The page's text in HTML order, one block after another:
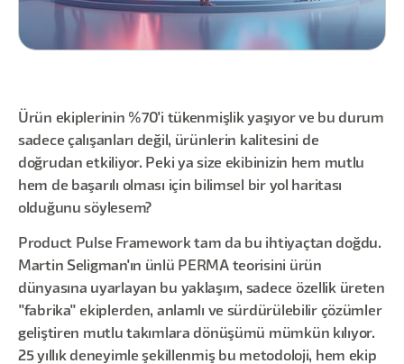
Ürün ekiplerinin %70'i tükenmişlik yaşıyor ve bu durum
sadece çalışanları değil, ürünlerin kalitesini de
doğrudan etkiliyor. Peki ya size ekibinizin hem mutlu
hem de başarılı olması için bilimsel bir yol haritası
olduğunu söylesem?
Product Pulse Framework tam da bu ihtiyaçtan doğdu.
Martin Seligman'ın ünlü PERMA teorisini ürün
dünyasına uyarlayan bu yaklaşım, sadece özellik üreten
"fabrika" ekiplerden, anlamlı ve sürdürülebilir çözümler
geliştiren mutlu takımlara dönüşümü mümkün kılıyor.
25 yıllık deneyimle şekillenmiş bu metodoloji, hem ekip